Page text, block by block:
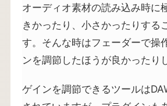
オーディオ素材の読み込み時に
きかったり、小さかったりする
す。そんな時はフェーダーで操
ンを調節したほうが良かったり
ゲインを調節できるツールは